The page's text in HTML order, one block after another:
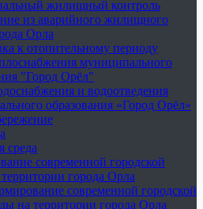
жилищный контроль
из аварийного жилищного
Орла
к отопительному периоду
муниципального
"Город Орёл"
и водоотведения
образования «Город Орёл»
среда
современной городской
города Орла
современной городской
на территории города Орла